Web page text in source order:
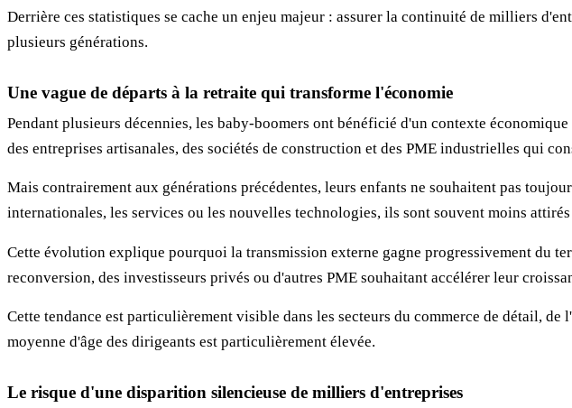
Derrière ces statistiques se cache un enjeu majeur : assurer la continuité de milliers
plusieurs générations.
Une vague de départs à la retraite qui transforme l'économie
Pendant plusieurs décennies, les baby-boomers ont bénéficié d'un contexte
des entreprises artisanales, des sociétés de construction et des PME industrielles qui
Mais contrairement aux générations précédentes, leurs enfants ne souhaitent pas
internationales, les services ou les nouvelles technologies, ils sont souvent moins
Cette évolution explique pourquoi la transmission externe gagne progressivement du
reconversion, des investisseurs privés ou d'autres PME souhaitant accélérer leur
Cette tendance est particulièrement visible dans les secteurs du commerce de détail,
moyenne d'âge des dirigeants est particulièrement élevée.
Le risque d'une disparition silencieuse de milliers d'entreprises